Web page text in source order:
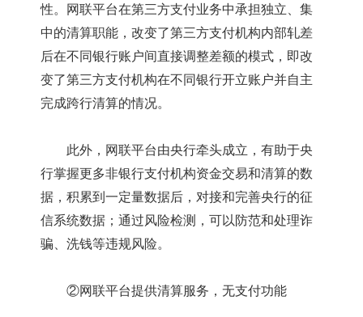
性。网联平台在第三方支付业务中承担独立、集
中的清算职能，改变了第三方支付机构内部轧差
后在不同银行账户间直接调整差额的模式，即改
变了第三方支付机构在不同银行开立账户并自主
完成跨行清算的情况。
此外，网联平台由央行牵头成立，有助于央
行掌握更多非银行支付机构资金交易和清算的数
据，积累到一定量数据后，对接和完善央行的征
信系统数据；通过风险检测，可以防范和处理诈
骗、洗钱等违规风险。
②网联平台提供清算服务，无支付功能